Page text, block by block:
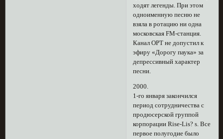
ходят легенды. При этом
одноименную песню не
взяла в ротацию ни одна
московская FM-станция.
Канал ОРТ не допустил к
эфиру «Дорогу паука» за
депрессивный характер
песни.
2000.
1-го января закончился
период сотрудничества с
продюсерской группой
корпорации Rise-Lis? s. Все
первое полугодие было